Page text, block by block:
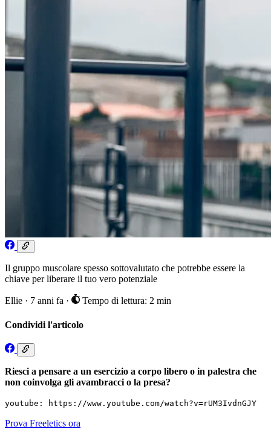
Il gruppo muscolare spesso sottovalutato che potrebbe essere la
chiave per liberare il tuo vero potenziale
Ellie · 7 anni fa · Tempo di lettura: 2 min
Condividi l'articolo
Riesci a pensare a un esercizio a corpo libero o in palestra che
non coinvolga gli avambracci o la presa?
youtube: https://www.youtube.com/watch?v=rUM3IvdnGJY
Prova Freeletics ora